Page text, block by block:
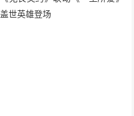
盖世英雄登场